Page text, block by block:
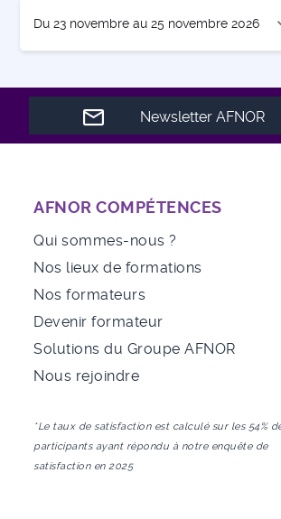
Du 23 novembre au 25 novembre 2026
Newsletter AFNOR
AFNOR COMPÉTENCES
Qui sommes-nous ?
Nos lieux de formations
Nos formateurs
Devenir formateur
Solutions du Groupe AFNOR
Nous rejoindre
*Le taux de satisfaction est calculé sur les 54%
participants ayant répondu à notre enquête de
satisfaction en 2025